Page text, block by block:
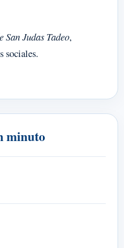
San Judas Tadeo,
sociales.
minuto